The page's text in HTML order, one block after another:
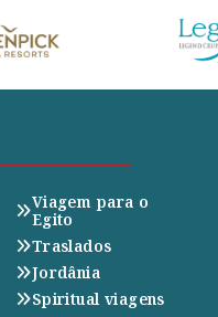
Viagem para o
Egito
Traslados
Jordânia
Spiritual viagens